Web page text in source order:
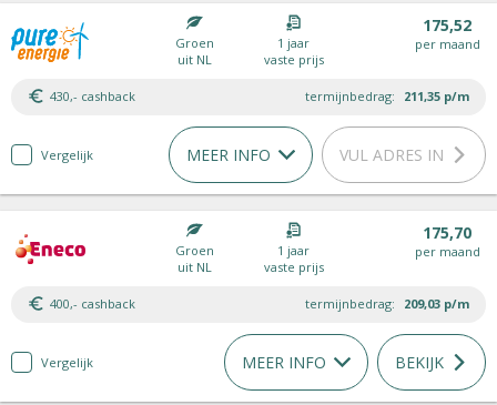
Groen
uit NL
1 jaar
vaste prijs
175,52
per maand
430,- cashback termijnbedrag: 211,35 p/m
Vergelijk MEER INFO VUL ADRES IN
Groen
uit NL
1 jaar
vaste prijs
175,70
per maand
400,- cashback termijnbedrag: 209,03 p/m
Vergelijk MEER INFO BEKIJK